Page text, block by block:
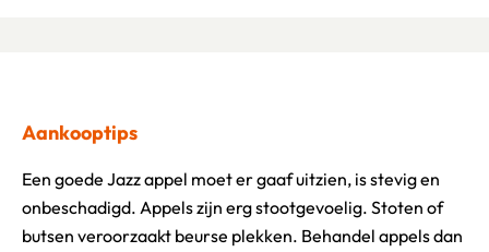
Aankooptips
Een goede Jazz appel moet er gaaf uitzien, is stevig en
onbeschadigd. Appels zijn erg stootgevoelig. Stoten of
butsen veroorzaakt beurse plekken. Behandel appels dan